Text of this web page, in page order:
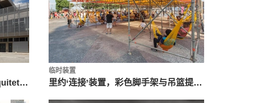
杜坎普公立急救医院 / SPBR Arquitetos
临时装置
里约‘连接’装置，彩色脚手架与吊篮提供市民空间 / Estúdio Chão